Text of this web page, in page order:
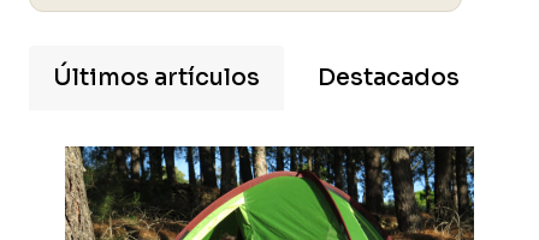
Últimos artículos Destacados